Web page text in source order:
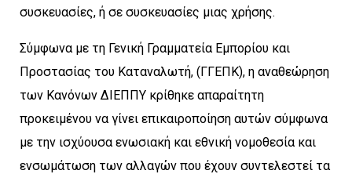
συσκευασίες, ή σε συσκευασίες μιας χρήσης.
Σύμφωνα με τη Γενική Γραμματεία Εμπορίου και
Προστασίας του Καταναλωτή, (ΓΓΕΠΚ), η αναθεώρηση
των Κανόνων ΔΙΕΠΠΥ κρίθηκε απαραίτητη
προκειμένου να γίνει επικαιροποίηση αυτών σύμφωνα
με την ισχύουσα ενωσιακή και εθνική νομοθεσία και
ενσωμάτωση των αλλαγών που έχουν συντελεστεί τα